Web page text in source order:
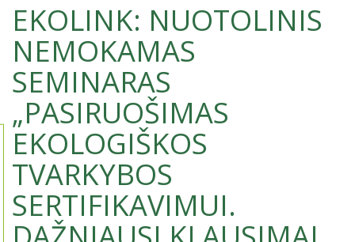
EKOLINK: NUOTOLINIS
NEMOKAMAS
SEMINARAS
„PASIRUOŠIMAS
EKOLOGIŠKOS
TVARKYBOS
SERTIFIKAVIMUI.